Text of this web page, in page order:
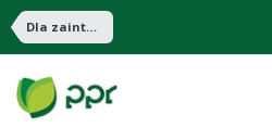
Dla zainteresowanych agroturystyką: AGROTRAVEL 2012